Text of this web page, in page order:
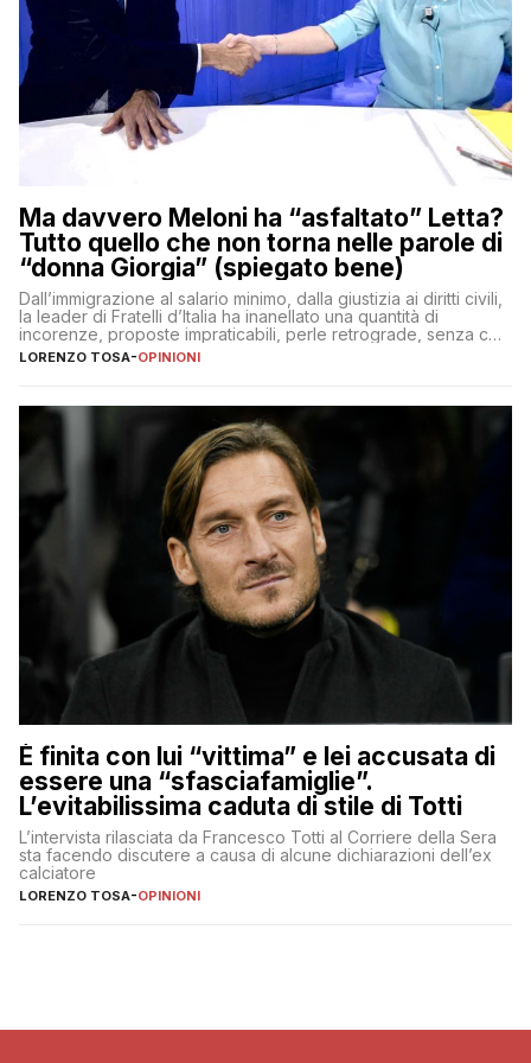
Ma davvero Meloni ha “asfaltato” Letta?
Tutto quello che non torna nelle parole di
“donna Giorgia” (spiegato bene)
Dall’immigrazione al salario minimo, dalla giustizia ai diritti civili,
la leader di Fratelli d’Italia ha inanellato una quantità di
incorenze, proposte impraticabili, perle retrograde, senza che
nessuno – a destra come a sinistra – glielo abbia fatto notare
LORENZO TOSA-OPINIONI
È finita con lui “vittima” e lei accusata di
essere una “sfasciafamiglie”.
L’evitabilissima caduta di stile di Totti
L’intervista rilasciata da Francesco Totti al Corriere della Sera
sta facendo discutere a causa di alcune dichiarazioni dell’ex
calciatore
LORENZO TOSA-OPINIONI